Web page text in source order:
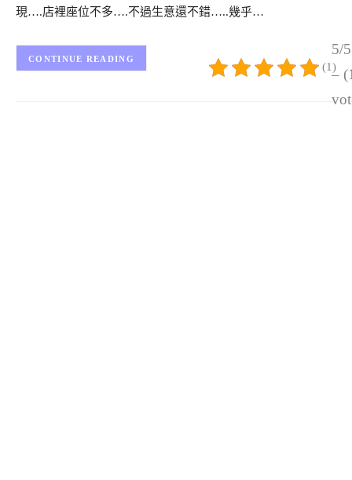
現….店裡座位不多….不過生意還不錯…..幾乎…
5/5
–
(1)
CONTINUE READING